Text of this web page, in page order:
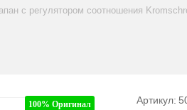
с регулятором соотношения
100% Оригинал
Артикул: